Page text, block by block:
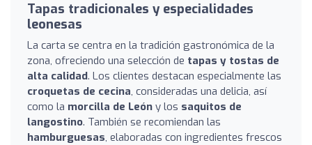
Tapas tradicionales y especialidades
leonesas
La carta se centra en la tradición gastronómica de la
zona, ofreciendo una selección de tapas y tostas de
alta calidad. Los clientes destacan especialmente las
croquetas de cecina, consideradas una delicia, así
como la morcilla de León y los saquitos de
langostino. También se recomiendan las
hamburguesas, elaboradas con ingredientes frescos